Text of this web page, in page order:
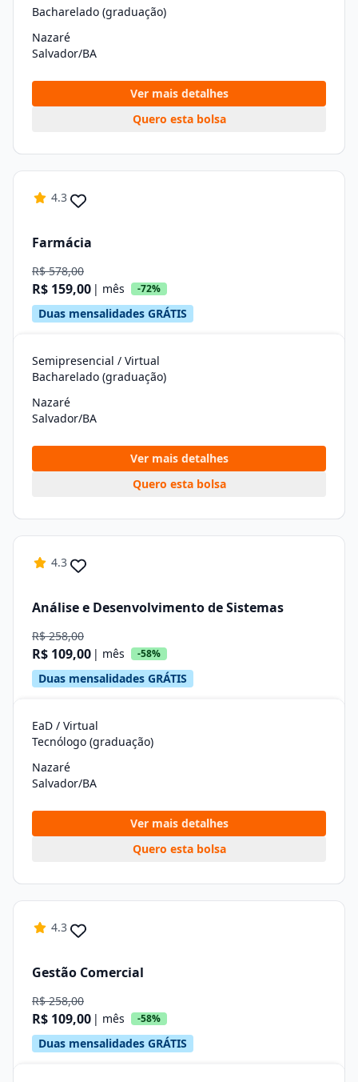
Bacharelado (graduação)
Nazaré
Salvador/BA
Ver mais detalhes
Quero esta bolsa
4.3
Farmácia
R$ 578,00
R$ 159,00 | mês -72%
Duas mensalidades GRÁTIS
Semipresencial / Virtual
Bacharelado (graduação)
Nazaré
Salvador/BA
Ver mais detalhes
Quero esta bolsa
4.3
Análise e Desenvolvimento de Sistemas
R$ 258,00
R$ 109,00 | mês -58%
Duas mensalidades GRÁTIS
EaD / Virtual
Tecnólogo (graduação)
Nazaré
Salvador/BA
Ver mais detalhes
Quero esta bolsa
4.3
Gestão Comercial
R$ 258,00
R$ 109,00 | mês -58%
Duas mensalidades GRÁTIS